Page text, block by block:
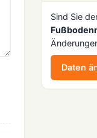
Sind Sie
Daten